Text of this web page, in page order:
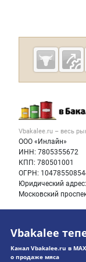
Vbakalee
Канал Vbakalee.ru в
о продаже мяса
Vbakalee.ru – весь
ООО «Инлайн»
ИНН: 7805355672
КПП: 780501001
ОГРН:
Юридический
Московский